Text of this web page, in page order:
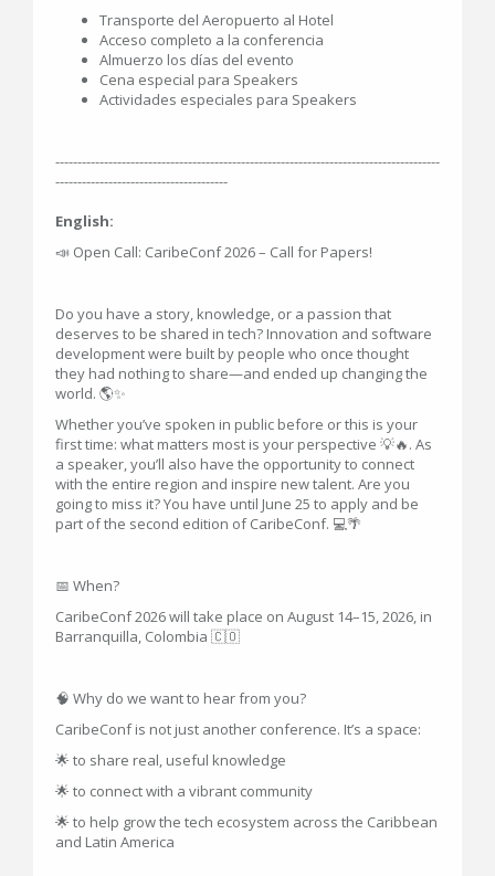
Transporte del Aeropuerto al Hotel
Acceso completo a la conferencia
Almuerzo los días del evento
Cena especial para Speakers
Actividades especiales para Speakers
---------------------------------------------------------------------------------------
---------------------------------------
English:
📣 Open Call: CaribeConf 2026 – Call for Papers!
Do you have a story, knowledge, or a passion that
deserves to be shared in tech? Innovation and software
development were built by people who once thought
they had nothing to share—and ended up changing the
world. 🌎✨
Whether you’ve spoken in public before or this is your
first time: what matters most is your perspective 💡🔥. As
a speaker, you’ll also have the opportunity to connect
with the entire region and inspire new talent. Are you
going to miss it? You have until June 25 to apply and be
part of the second edition of CaribeConf. 💻🌴
📅 When?
CaribeConf 2026 will take place on August 14–15, 2026, in
Barranquilla, Colombia 🇨🇴
🧠 Why do we want to hear from you?
CaribeConf is not just another conference. It’s a space:
🌟 to share real, useful knowledge
🌟 to connect with a vibrant community
🌟 to help grow the tech ecosystem across the Caribbean
and Latin America